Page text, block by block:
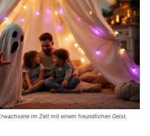
im Zelt mit einem freundlichen Geist.